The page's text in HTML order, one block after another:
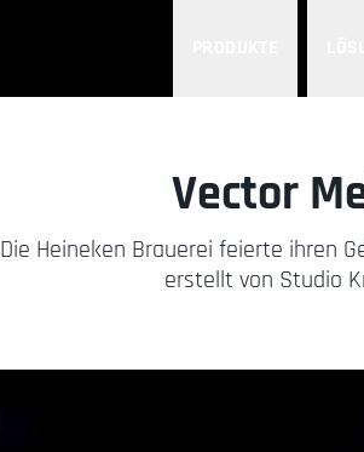
Vector
Die Heineken Brauerei feierte ihren
erstellt von Studio